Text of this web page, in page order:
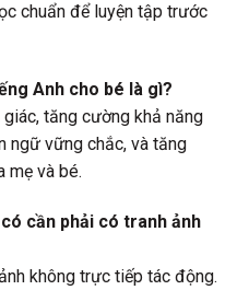
chuẩn để luyện tập trước
Anh cho bé là gì?
tăng cường khả năng
ngữ vững chắc, và tăng
mẹ và bé.
cần phải có tranh ảnh
không trực tiếp tác động.